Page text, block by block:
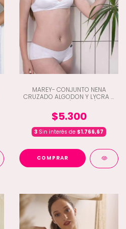
MAREY- CONJUNTO NENA
CRUZADO ALGODON Y LYCRA Y
$5.300
3 Sin interés de $1.766,67
COMPRAR